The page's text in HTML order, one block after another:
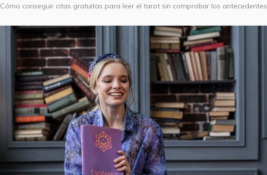
Cómo conseguir citas gratuitas para leer el tarot sin comprobar los antecedentes